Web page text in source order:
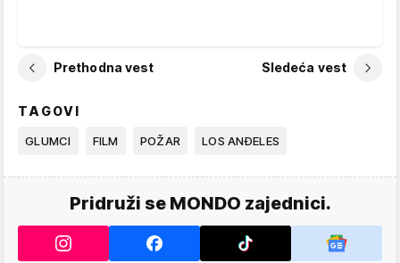
Prethodna vest Sledeća vest
TAGOVI
GLUMCI FILM POŽAR LOS ANĐELES
Pridruži se MONDO zajednici.